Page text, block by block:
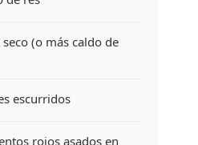
(o más caldo de
escurridos
rojos asados en